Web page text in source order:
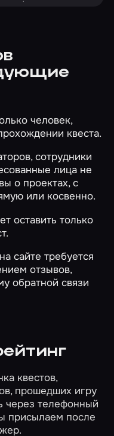
человек,
квеста.
сотрудники
лица не
о проектах, с
или косвенно.
оставить только
сайте требуется
отзывов,
обратной связи
квестов,
прошедших игру
через телефонный
присылаем после